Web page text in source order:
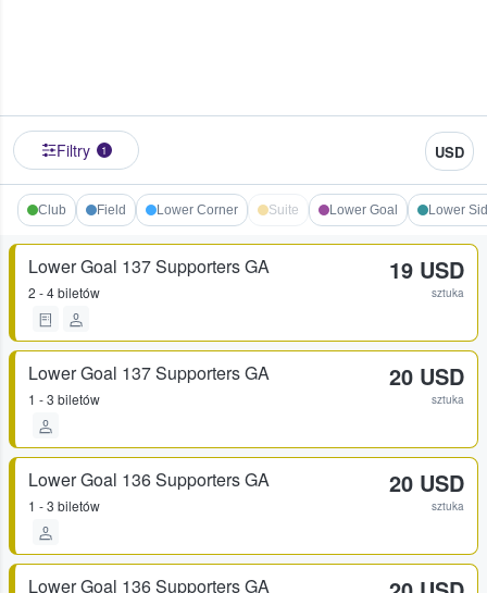
Filtry 1 USD
Club Field Lower Corner Suite Lower Goal Lower
Lower Goal 137 Supporters GA
2 - 4 biletów
19 USD
sztuka
Lower Goal 137 Supporters GA
1 - 3 biletów
20 USD
sztuka
Lower Goal 136 Supporters GA
1 - 3 biletów
20 USD
sztuka
Lower Goal 136 Supporters GA